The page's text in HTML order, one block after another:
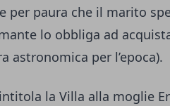
per paura che il marito
lo obbliga ad
astronomica per l’epoca).
la Villa alla moglie